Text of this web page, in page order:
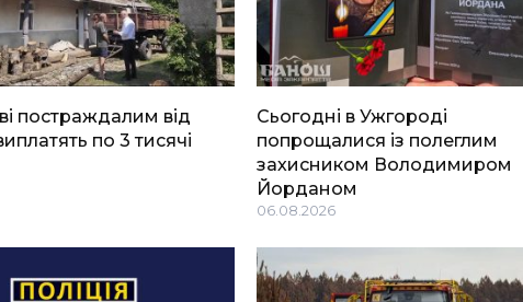
постраждалим від
по 3 тисячі
Сьогодні в Ужгороді
попрощалися із полеглим
захисником Володимиром
Йорданом
06.08.2026